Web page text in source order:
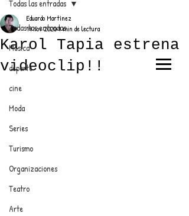
ANUNCIATE CON NOSOTROS
PARA MÁS INFORMACIÓN:
EL TRENDY TOP
CON EDDY MARTINEZ
Todas las entradas
Música
deporte
cine
Moda
Series
Turismo
Organizaciones
Teatro
Arte
Todas las entradas
Karol Tapia estrena
videoclip!!
Eduardo Martínez
19 nov 20201 min de lectura